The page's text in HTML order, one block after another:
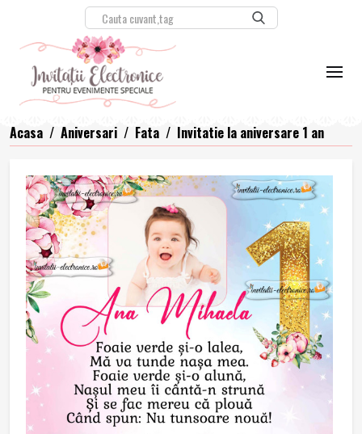
Acasa / Aniversari / Fata / Invitatie la aniversare 1 an